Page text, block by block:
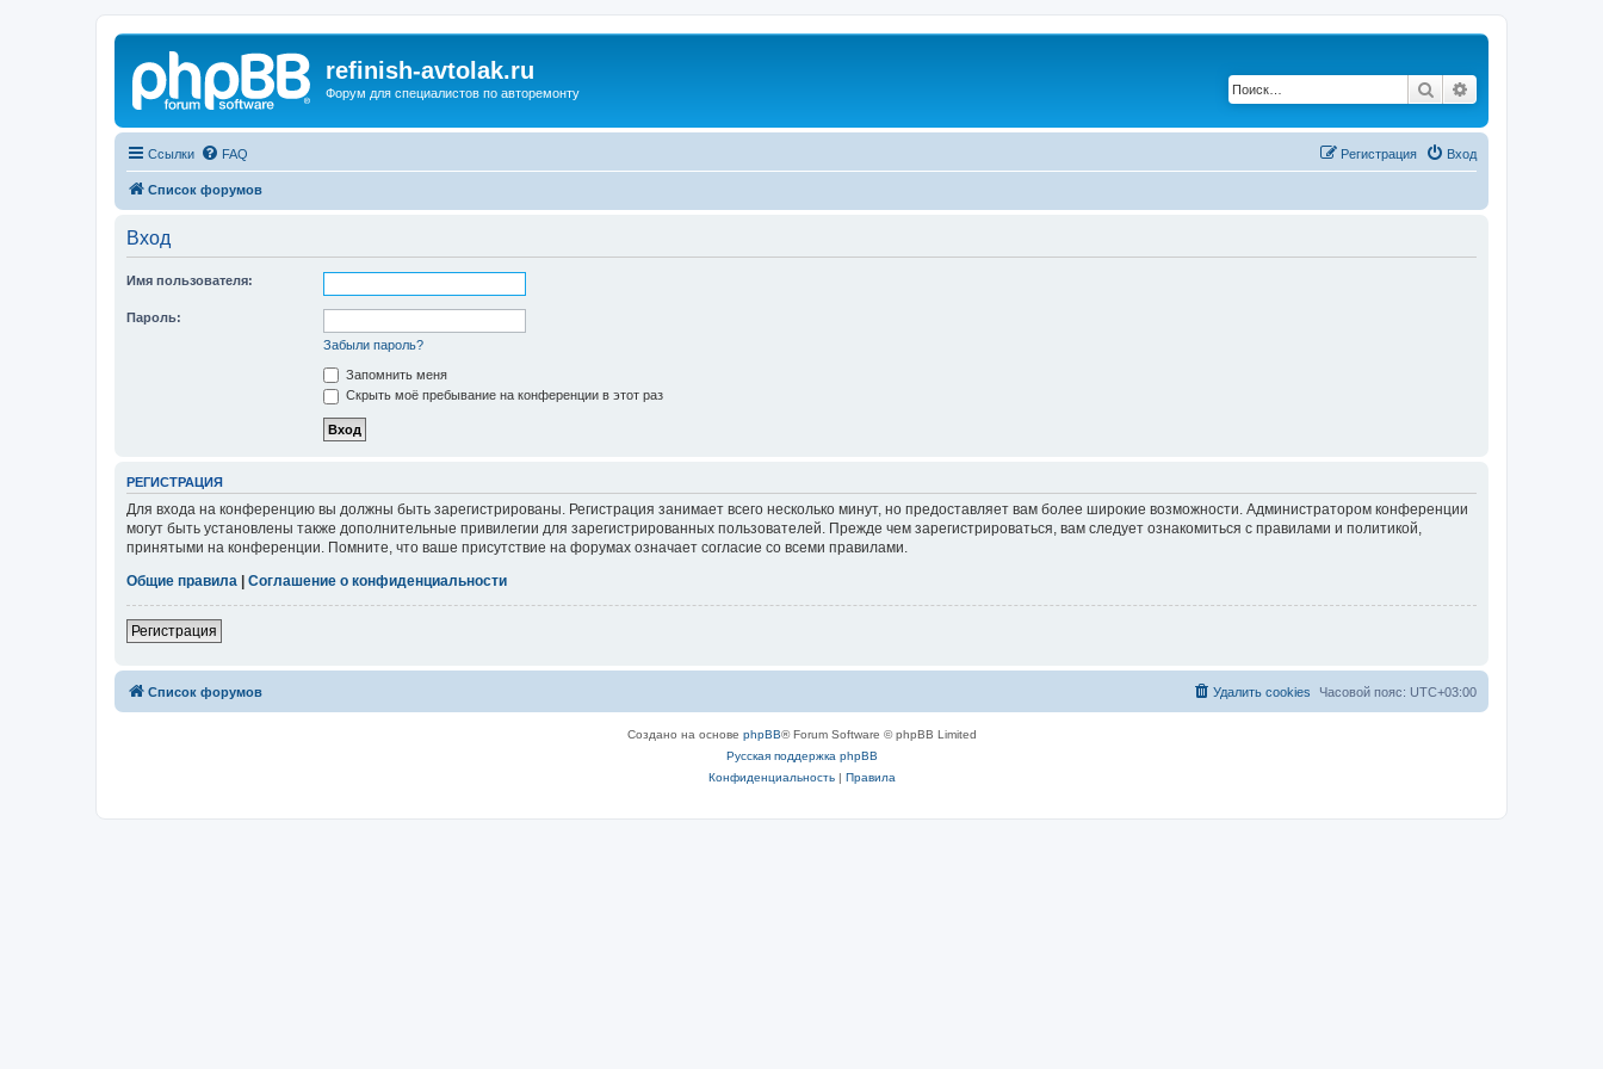
refinish-avtolak.ru
Форум для специалистов по авторемонту Поиск
Ссылки FAQ Вход
Регистрация
Список форумов
Вход
Имя пользователя:
Пароль:
Забыли пароль?
Запомнить меня
Скрыть моё пребывание на конференции в этот раз
РЕГИСТРАЦИЯ
Для входа на конференцию вы должны быть зарегистрированы. Регистрация занимает всего несколько минут, но предоставляет вам более широкие возможности. Администратором конференции
могут быть установлены также дополнительные привилегии для зарегистрированных пользователей. Прежде чем зарегистрироваться, вам следует ознакомиться с правилами и политикой,
принятыми на конференции. Помните, что ваше присутствие на форумах означает согласие со всеми правилами.
Общие правила
Соглашение о конфиденциальности
Регистрация
Список форумов Часовой пояс: UTC+03:00
Удалить cookies
Создано на основе phpBB® Forum Software © phpBB Limited
Русская поддержка phpBB
Конфиденциальность| Правила